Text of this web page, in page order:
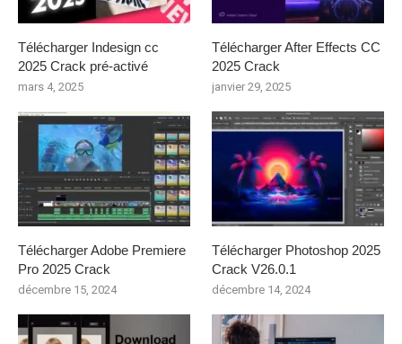
Télécharger Indesign cc
2025 Crack pré-activé
mars 4, 2025
Télécharger After Effects CC
2025 Crack
janvier 29, 2025
Télécharger Adobe Premiere
Pro 2025 Crack
décembre 15, 2024
Télécharger Photoshop 2025
Crack V26.0.1
décembre 14, 2024